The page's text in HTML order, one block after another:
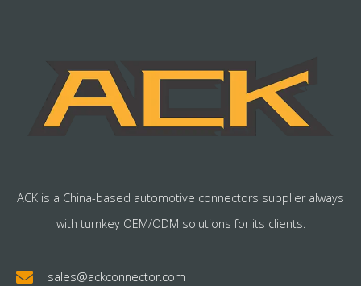
ACK is a China-based automotive connectors supplier always
with turnkey OEM/ODM solutions for its clients.
sales@ackconnector.com